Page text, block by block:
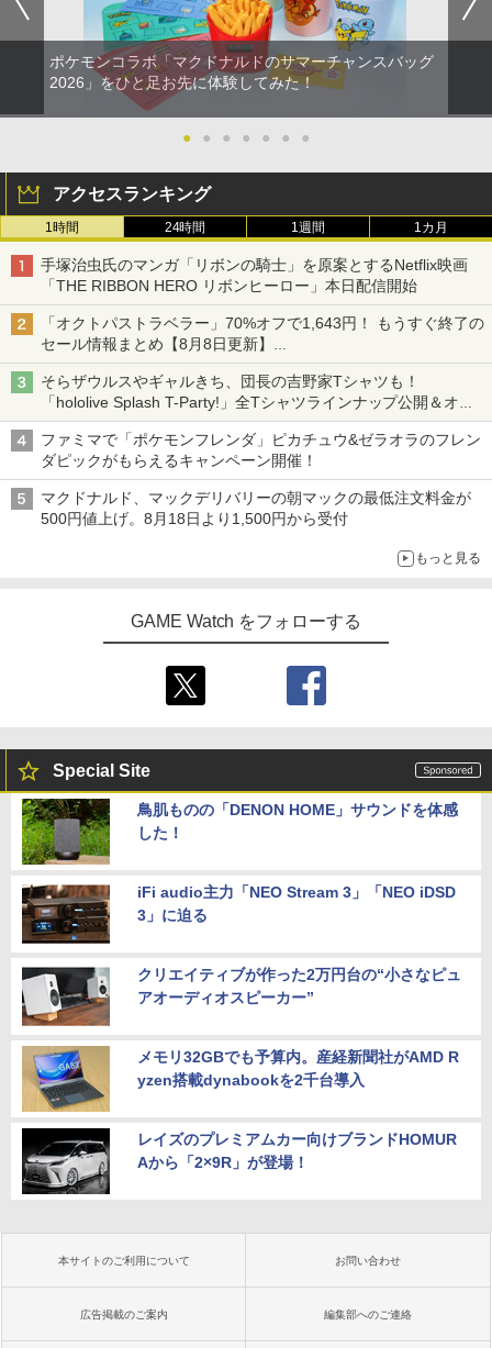
ポケモンコラボ「マクドナルドのサマーチャンスバッグ
2026」をひと足お先に体験してみた！
● ● ● ● ● ● ●
アクセスランキング
1時間 24時間 1週間 1カ月
手塚治虫氏のマンガ「リボンの騎士」を原案とするNetflix映画
「THE RIBBON HERO リボンヒーロー」本日配信開始
「オクトパストラベラー」70%オフで1,643円！ もうすぐ終了の
セール情報まとめ【8月8日更新】
ニンテンドーeショップでは「大神 絶景版」が67%オフで990円
そらザウルスやギャルきち、団長の吉野家Tシャツも！
「hololive Splash T-Party!」全Tシャツラインナップ公開＆オン
ライン販売開始
ファミマで「ポケモンフレンダ」ピカチュウ&ゼラオラのフレン
ダピックがもらえるキャンペーン開催！
マクドナルド、マックデリバリーの朝マックの最低注文料金が
500円値上げ。8月18日より1,500円から受付
もっと見る
GAME Watch をフォローする
Special Site
鳥肌ものの「DENON HOME」サウンドを体感
した！
iFi audio主力「NEO Stream 3」「NEO iDSD
3」に迫る
クリエイティブが作った2万円台の“小さなピュ
アオーディオスピーカー”
メモリ32GBでも予算内。産経新聞社がAMD R
yzen搭載dynabookを2千台導入
レイズのプレミアムカー向けブランドHOMUR
Aから「2×9R」が登場！
本サイトのご利用について お問い合わせ
広告掲載のご案内 編集部へのご連絡